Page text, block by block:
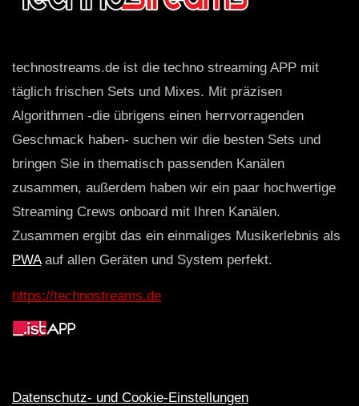
technostreams.de ist die techno streaming APP mit
täglich frischen Sets und Mixes. Mit präzisen
Algorithmen -die übrigens einen herrvorragenden
Geschmack haben- suchen wir die besten Sets und
bringen Sie in thematisch passenden Kanälen
zusammen, außerdem haben wir ein paar hochwertige
Streaming Crews onboard mit Ihren Kanälen.
Zusammen ergibt das ein einmaliges Musikerlebnis als
PWAauf allen Geräten und System perfekt.
https://technostreams.de
Datenschutz- und Cookie-Einstellungen